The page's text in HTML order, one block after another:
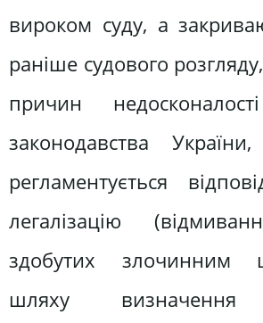
вироком суду, а
раніше судового
причин
законодавства
регламентується
легалізацію
здобутих
шляху визначення